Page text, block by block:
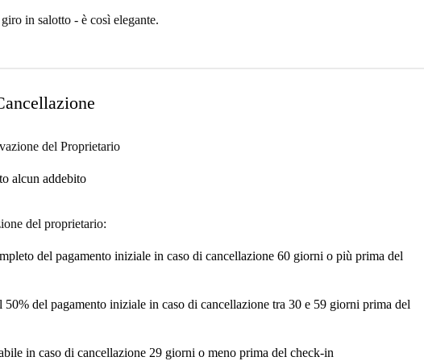
Inoltre, un negozio di alimentari è nelle vicinanze!”
**Questo è un appartamento al 2° piano con 1 camera da letto in Isländische
casa.
nelle vicinanze. Favoloso.
in salotto - è così elegante.
del Proprietario
alcun addebito
del proprietario:
del pagamento iniziale in caso di cancellazione 60 giorni o più prima del
50% del pagamento iniziale in caso di cancellazione tra 30 e 59 giorni prima del
in caso di cancellazione 29 giorni o meno prima del check-in